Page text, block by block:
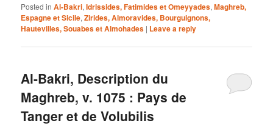
Posted in Al-Bakri,Idrissides, Fatimides et Omeyyades,Maghreb,
Espagne et Sicile,Zirides, Almoravides, Bourguignons,
Hautevilles, Souabes et Almohades | Leave a reply
Al-Bakri, Description du
Maghreb, v. 1075 : Pays de
Tanger et de Volubilis